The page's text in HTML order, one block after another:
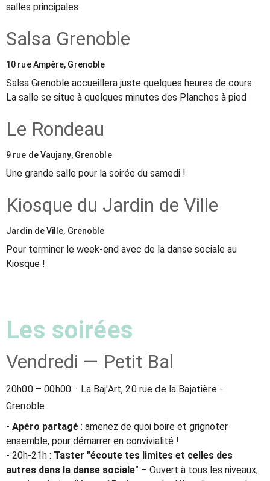
salles principales
Salsa Grenoble
10 rue Ampère, Grenoble
Salsa Grenoble accueillera juste quelques heures de cours.
La salle se situe à quelques minutes des Planches à pied
Le Rondeau
9 rue de Vaujany, Grenoble
Une grande salle pour la soirée du samedi !
Kiosque du Jardin de Ville
Jardin de Ville, Grenoble
Pour terminer le week-end avec de la danse sociale au
Kiosque !
Les soirées
Vendredi — Petit Bal
20h00 – 00h00 · La Baj'Art, 20 rue de la Bajatière -
Grenoble
- Apéro partagé : amenez de quoi boire et grignoter
ensemble, pour démarrer en convivialité !
- 20h-21h : Taster "écoute tes limites et celles des
autres dans la danse sociale" – Ouvert à tous les niveaux,